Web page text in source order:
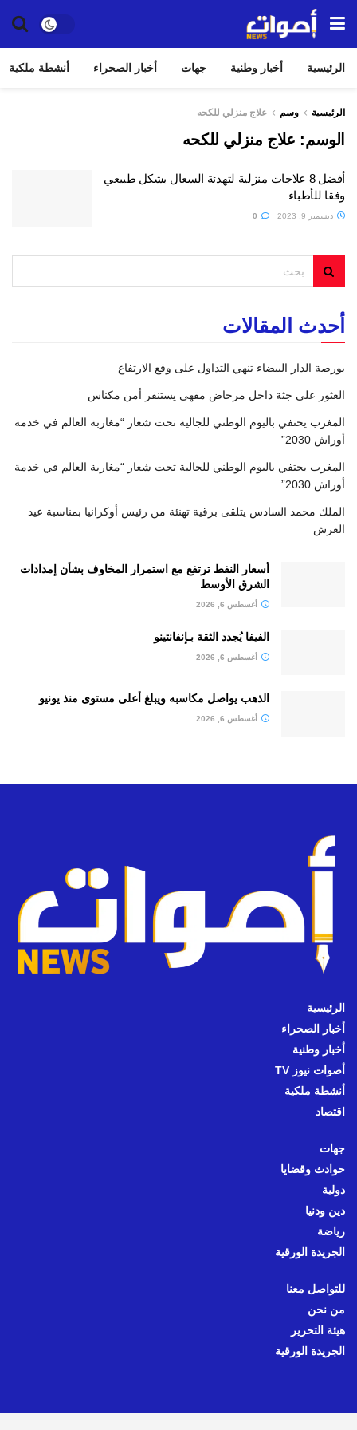
الرئيسية أخبار وطنية جهات أخبار الصحراء أنشطة ملكية
الرئيسية وسم علاج منزلي للكحه
الوسم: علاج منزلي للكحه
أفضل 8 علاجات منزلية لتهدئة السعال بشكل طبيعي
وفقا للأطباء
ديسمبر 9, 2023
أحدث المقالات
بورصة الدار البيضاء تنهي التداول على وقع الارتفاع
العثور على جثة داخل مرحاض مقهى يستنفر أمن مكناس
المغرب يحتفي باليوم الوطني للجالية تحت شعار “مغاربة العالم في خدمة
أوراش 2030”
المغرب يحتفي باليوم الوطني للجالية تحت شعار “مغاربة العالم في خدمة
أوراش 2030”
الملك محمد السادس يتلقى برقية تهنئة من رئيس أوكرانيا بمناسبة عيد
العرش
أسعار النفط ترتفع مع استمرار المخاوف بشأن إمدادات
الشرق الأوسط
أغسطس 6, 2026
الفيفا يُجدد الثقة بـإنفانتينو
أغسطس 6, 2026
الذهب يواصل مكاسبه ويبلغ أعلى مستوى منذ يونيو
أغسطس 6, 2026
الرئيسية
أخبار الصحراء
أخبار وطنية
أصوات نيوز TV
أنشطة ملكية
اقتصاد
جهات
حوادث وقضايا
دولية
دين ودنيا
رياضة
الجريدة الورقية
للتواصل معنا
من نحن
هيئة التحرير
الجريدة الورقية